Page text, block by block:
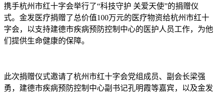
携手杭州市红十字会举行了“科技守护 关爱天使”的捐赠仪
式。金发医疗捐赠了总价值100万元的医疗物资给杭州市红十
字会，以支持建德市疾病预防控制中心的医护人员工作，为他
们提供生命健康的保障。
此次捐赠仪式邀请了杭州市红十字会党组成员、副会长梁强
勇，建德市疾病预防控制中心副书记孔明霞等嘉宾，以及金发